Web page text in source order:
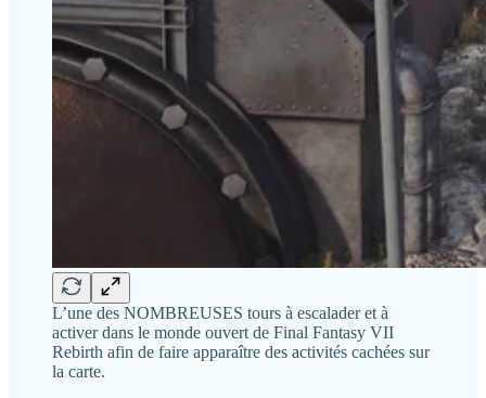
L’une des NOMBREUSES tours à escalader et à
activer dans le monde ouvert de Final Fantasy VII
Rebirth afin de faire apparaître des activités cachées sur
la carte.